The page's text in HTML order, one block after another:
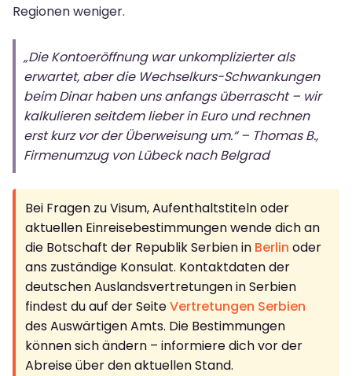
Regionen weniger.
„Die Kontoeröffnung war unkomplizierter als
erwartet, aber die Wechselkurs-Schwankungen
beim Dinar haben uns anfangs überrascht – wir
kalkulieren seitdem lieber in Euro und rechnen
erst kurz vor der Überweisung um.“ – Thomas B.,
Firmenumzug von Lübeck nach Belgrad
Bei Fragen zu Visum, Aufenthaltstiteln oder
aktuellen Einreisebestimmungen wende dich an
die Botschaft der Republik Serbien in Berlin oder
ans zuständige Konsulat. Kontaktdaten der
deutschen Auslandsvertretungen in Serbien
findest du auf der SeiteVertretungen Serbien
des Auswärtigen Amts. Die Bestimmungen
können sich ändern – informiere dich vor der
Abreise über den aktuellen Stand.